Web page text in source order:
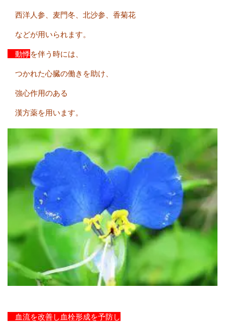
西洋人参、麦門冬、北沙参、香菊花
などが用いられます。
動悸を伴う時には、
つかれた心臓の働きを助け、
強心作用のある
漢方薬を用います。
血流を改善し血栓形成を予防し